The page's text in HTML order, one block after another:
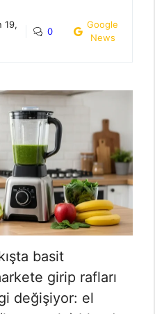
19,
0
Google
News
basit
girip rafları
değişiyor: el